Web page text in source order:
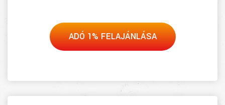
ADÓ 1% FELAJÁNLÁSA